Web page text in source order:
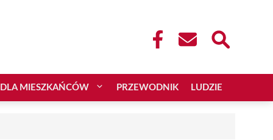
DLA MIESZKAŃCÓW PRZEWODNIK LUDZIE